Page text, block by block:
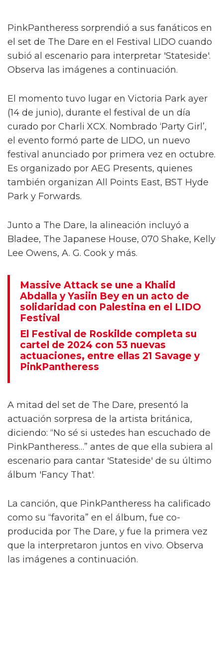
PinkPantheress sorprendió a sus fanáticos en
el set de The Dare en el Festival LIDO cuando
subió al escenario para interpretar 'Stateside'.
Observa las imágenes a continuación.
El momento tuvo lugar en Victoria Park ayer
(14 de junio), durante el festival de un día
curado por Charli XCX. Nombrado ‘Party Girl’,
el evento formó parte de LIDO, un nuevo
festival anunciado por primera vez en octubre.
Es organizado por AEG Presents, quienes
también organizan All Points East, BST Hyde
Park y Forwards.
Junto a The Dare, la alineación incluyó a
Bladee, The Japanese House, 070 Shake, Kelly
Lee Owens, A. G. Cook y más.
Massive Attack se une a Khalid
Abdalla y Yasiin Bey en un acto de
solidaridad con Palestina en el LIDO
Festival
El Festival de Roskilde completa su
cartel de 2024 con 53 nuevas
actuaciones, entre ellas 21 Savage y
PinkPantheress
A mitad del set de The Dare, presentó la
actuación sorpresa de la artista británica,
diciendo: “No sé si ustedes han escuchado de
PinkPantheress…” antes de que ella subiera al
escenario para cantar 'Stateside' de su último
álbum 'Fancy That'.
La canción, que PinkPantheress ha calificado
como su “favorita” en el álbum, fue co-
producida por The Dare, y fue la primera vez
que la interpretaron juntos en vivo. Observa
las imágenes a continuación.